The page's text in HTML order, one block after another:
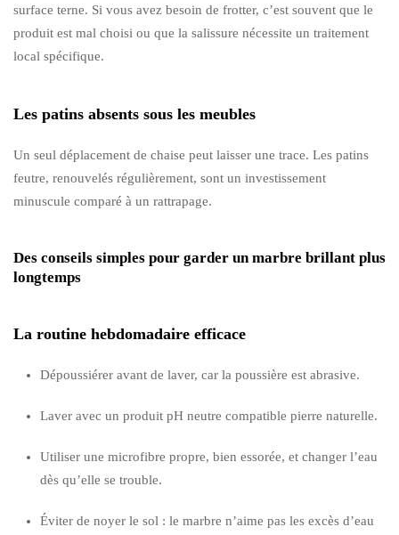
surface terne. Si vous avez besoin de frotter, c’est souvent que le
produit est mal choisi ou que la salissure nécessite un traitement
local spécifique.
Les patins absents sous les meubles
Un seul déplacement de chaise peut laisser une trace. Les patins
feutre, renouvelés régulièrement, sont un investissement
minuscule comparé à un rattrapage.
Des conseils simples pour garder un marbre brillant plus
longtemps
La routine hebdomadaire efficace
Dépoussiérer avant de laver, car la poussière est abrasive.
Laver avec un produit pH neutre compatible pierre naturelle.
Utiliser une microfibre propre, bien essorée, et changer l’eau
dès qu’elle se trouble.
Éviter de noyer le sol : le marbre n’aime pas les excès d’eau